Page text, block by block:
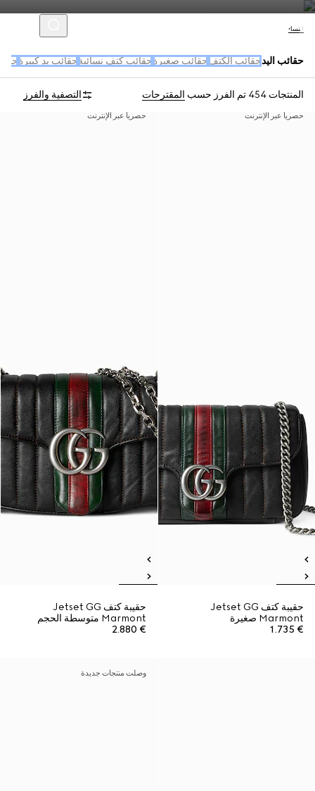
النساء
حقائب اليدحقائب الكتف حقائب صغيرة حقائب كتف نسائية حقائب يد كبيرة
المنتجات 454 تم الفرز حسب المقترحات التصفية والفرز
حصرياً عبر الإنترنت
حقيبة كتف Jetset GG
Marmont صغيرة
€ 1.735
حصرياً عبر الإنترنت
حقيبة كتف Jetset GG
Marmont متوسطة الحجم
€ 2.880
وصلت منتجات جديدة